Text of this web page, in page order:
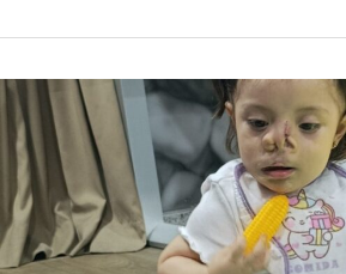
Estimulación
temprana:
construyendo
oportunidades
desde
los
primeros